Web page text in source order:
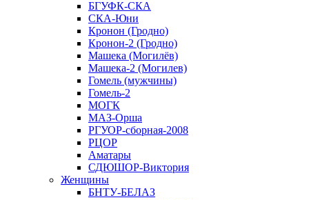
БГУФК-СКА
СКА-Юни
Кронон (Гродно)
Кронон-2 (Гродно)
Машека (Могилёв)
Машека-2 (Могилев)
Гомель (мужчины)
Гомель-2
МОГК
МАЗ-Орша
РГУОР-сборная-2008
РЦОР
Аматары
СДЮШОР-Виктория
Женщины
БНТУ-БЕЛАЗ